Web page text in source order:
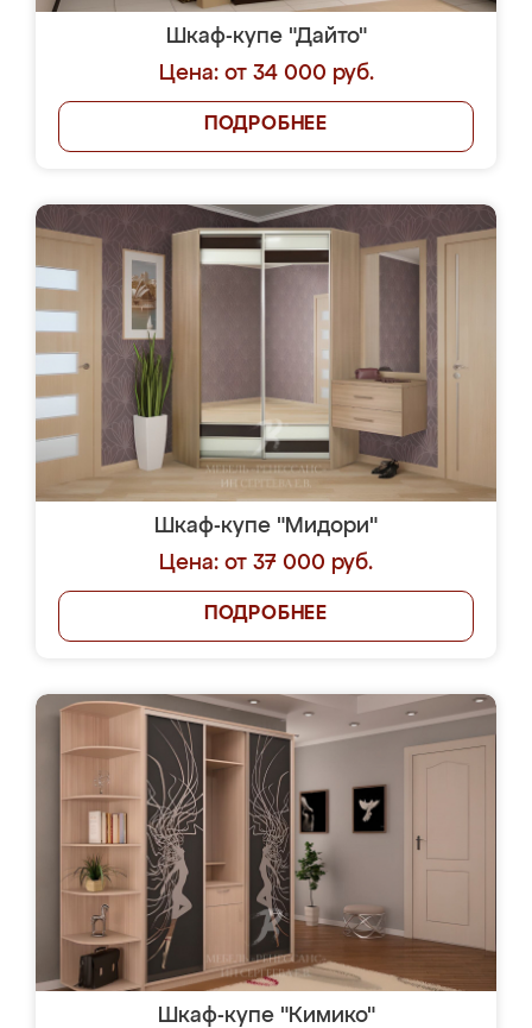
Шкаф-купе "Дайто"
Цена: от 34 000 руб.
ПОДРОБНЕЕ
Шкаф-купе "Мидори"
Цена: от 37 000 руб.
ПОДРОБНЕЕ
Шкаф-купе "Кимико"